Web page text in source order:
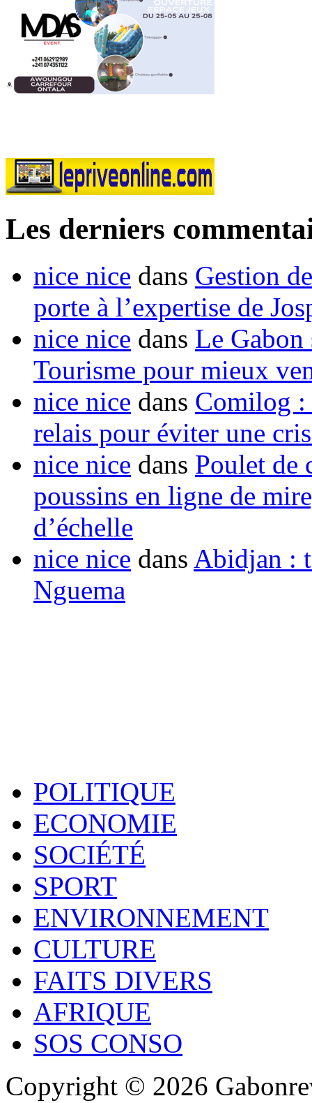
Les derniers
nice nice dans Gestion
porte à l’expertise de
nice nice dans Le Gabon
Tourisme pour mieux
nice nice dans Comilog :
relais pour éviter une
nice nice dans Poulet de
poussins en ligne de
d’échelle
nice nice dans Abidjan :
Nguema
POLITIQUE
ECONOMIE
SOCIÉTÉ
SPORT
ENVIRONNEMENT
CULTURE
FAITS DIVERS
AFRIQUE
SOS CONSO
Copyright © 2026